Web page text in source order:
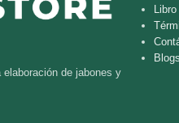
de jabones y